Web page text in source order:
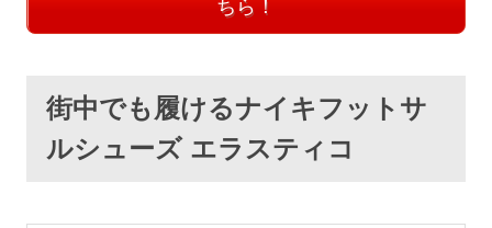
ちら！
街中でも履けるナイキフットサ
ルシューズ エラスティコ